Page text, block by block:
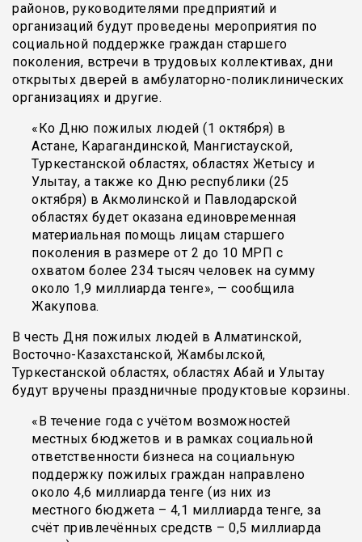
районов, руководителями предприятий и
организаций будут проведены мероприятия по
социальной поддержке граждан старшего
поколения, встречи в трудовых коллективах, дни
открытых дверей в амбулаторно-поликлинических
организациях и другие.
«Ко Дню пожилых людей (1 октября) в
Астане, Карагандинской, Мангистауской,
Туркестанской областях, областях Жетысу и
Улытау, а также ко Дню республики (25
октября) в Акмолинской и Павлодарской
областях будет оказана единовременная
материальная помощь лицам старшего
поколения в размере от 2 до 10 МРП с
охватом более 234 тысяч человек на сумму
около 1,9 миллиарда тенге», — сообщила
Жакупова.
В честь Дня пожилых людей в Алматинской,
Восточно-Казахстанской, Жамбылской,
Туркестанской областях, областях Абай и Улытау
будут вручены праздничные продуктовые корзины.
«В течение года с учётом возможностей
местных бюджетов и в рамках социальной
ответственности бизнеса на социальную
поддержку пожилых граждан направлено
около 4,6 миллиарда тенге (из них из
местного бюджета – 4,1 миллиарда тенге, за
счёт привлечённых средств – 0,5 миллиарда